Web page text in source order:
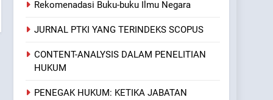
Rekomenadasi Buku-buku Ilmu Negara
JURNAL PTKI YANG TERINDEKS SCOPUS
CONTENT-ANALYSIS DALAM PENELITIAN
HUKUM
PENEGAK HUKUM: KETIKA JABATAN